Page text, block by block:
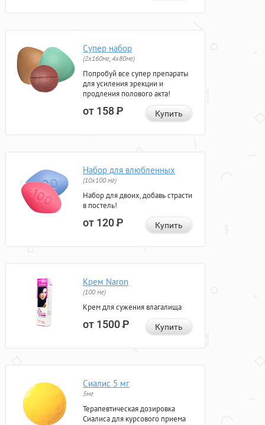
Супер набор
(2х160мг, 4х80мг)
Попробуй все супер препараты
для усиления эрекции и
продления полового акта!
от 158Р Купить
Набор для влюбленных
(10х100 мг)
Набор для двоих, добавь страсти
в постель!
от 120Р Купить
Крем Naron
(100 мг)
Крем для сужения влагалища
от 1500Р Купить
Сиалис 5 мг
5мг
Терапевтическая дозировка
Сиалиса для курсового приема